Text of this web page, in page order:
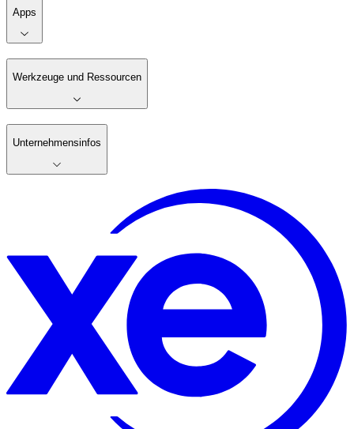
Apps
Werkzeuge und Ressourcen
Unternehmensinfos